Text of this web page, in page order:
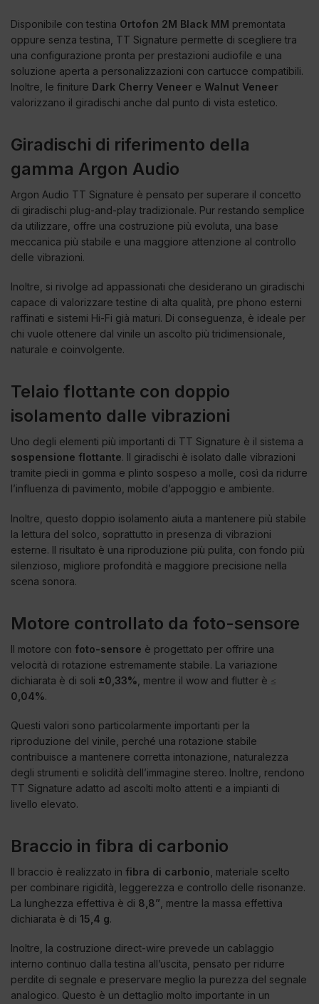
Disponibile con testina Ortofon 2M Black MM premontata
oppure senza testina, TT Signature permette di scegliere tra
una configurazione pronta per prestazioni audiofile e una
soluzione aperta a personalizzazioni con cartucce compatibili.
Inoltre, le finiture Dark Cherry Veneer e Walnut Veneer
valorizzano il giradischi anche dal punto di vista estetico.
Giradischi di riferimento della
gamma Argon Audio
Argon Audio TT Signature è pensato per superare il concetto
di giradischi plug-and-play tradizionale. Pur restando semplice
da utilizzare, offre una costruzione più evoluta, una base
meccanica più stabile e una maggiore attenzione al controllo
delle vibrazioni.
Inoltre, si rivolge ad appassionati che desiderano un giradischi
capace di valorizzare testine di alta qualità, pre phono esterni
raffinati e sistemi Hi-Fi già maturi. Di conseguenza, è ideale per
chi vuole ottenere dal vinile un ascolto più tridimensionale,
naturale e coinvolgente.
Telaio flottante con doppio
isolamento dalle vibrazioni
Uno degli elementi più importanti di TT Signature è il sistema a
sospensione flottante. Il giradischi è isolato dalle vibrazioni
tramite piedi in gomma e plinto sospeso a molle, così da ridurre
l’influenza di pavimento, mobile d’appoggio e ambiente.
Inoltre, questo doppio isolamento aiuta a mantenere più stabile
la lettura del solco, soprattutto in presenza di vibrazioni
esterne. Il risultato è una riproduzione più pulita, con fondo più
silenzioso, migliore profondità e maggiore precisione nella
scena sonora.
Motore controllato da foto-sensore
Il motore con foto-sensore è progettato per offrire una
velocità di rotazione estremamente stabile. La variazione
dichiarata è di soli ±0,33% , mentre il wow and flutter è ≤
0,04%.
Questi valori sono particolarmente importanti per la
riproduzione del vinile, perché una rotazione stabile
contribuisce a mantenere corretta intonazione, naturalezza
degli strumenti e solidità dell’immagine stereo. Inoltre, rendono
TT Signature adatto ad ascolti molto attenti e a impianti di
livello elevato.
Braccio in fibra di carbonio
Il braccio è realizzato in fibra di carbonio , materiale scelto
per combinare rigidità, leggerezza e controllo delle risonanze.
La lunghezza effettiva è di 8,8” , mentre la massa effettiva
dichiarata è di 15,4 g.
Inoltre, la costruzione direct-wire prevede un cablaggio
interno continuo dalla testina all’uscita, pensato per ridurre
perdite di segnale e preservare meglio la purezza del segnale
analogico. Questo è un dettaglio molto importante in un